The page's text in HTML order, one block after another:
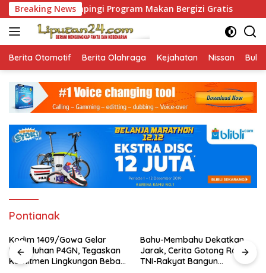
Skip
to
content
Breaking News
Dampingi Program Makan Bergizi Gratis Kodim
Berita Otomotif Berita Olahraga Kejahatan Nissan
Pontianak
Kodim 1409/Gowa Gelar
Penyuluhan P4GN, Tegaskan
Komitmen Lingkungan Bebas
Bahu-Membahu Dekatkan
Jarak, Cerita Gotong Royong
TNI-Rakyat Bangun